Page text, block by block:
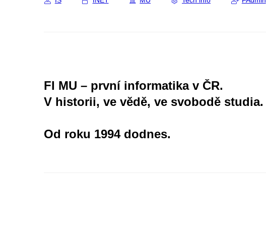
FI MU – první informatika v ČR.
V historii, ve vědě, ve svobodě studia.
Od roku 1994 dodnes.